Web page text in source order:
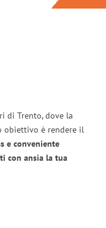
di Trento, dove la
obiettivo è rendere il
e conveniente
con ansia la tua